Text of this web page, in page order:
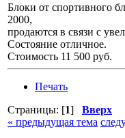
Блоки от спортивного
2000,
продаются в связи с
Состояние отличное.
Стоимость 11 500 руб.
Печать
Страницы: [1] Вверх
« предыдущая тема